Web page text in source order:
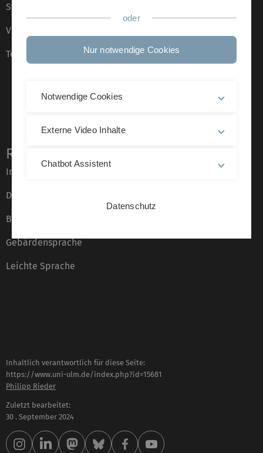
Stellenangebote
Veranstaltungskalender
Telefonverzeichnis
Rechtliche Hinweise
Impressum
Datenschutz
Barrierefreiheit
Gebärdensprache
Leichte Sprache
Inhaltlich verantwortlich für diese Seite:
https://www.uni-ulm.de/index.php?id=15681
Philipp Rieder
Zuletzt bearbeitet:
30 . September 2024
oder
Nur notwendige Cookies
Notwendige Cookies
Externe Video Inhalte
Chatbot Assistent
Datenschutz